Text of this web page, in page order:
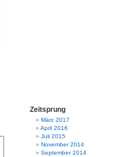
Zeitsprung
März 2017
April 2016
Juli 2015
November 2014
September 2014